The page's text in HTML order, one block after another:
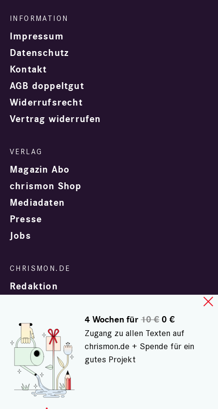
Impressum
Datenschutz
Kontakt
AGB doppeltgut
Widerrufsrecht
Vertrag widerrufen
Magazin Abo
chrismon Shop
Mediadaten
Presse
Jobs
Redaktion
In Zusammenarbeit mit
© chrismon.de 2001 - 2026
4 Wochen für10 €0 €
Zugang zu allen Texten auf
chrismon.de + Spende für ein
gutes Projekt